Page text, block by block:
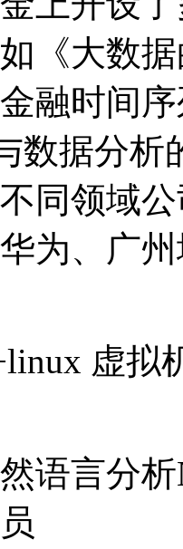
《大数
融时间
数据分析
同领域
为、广
虚拟
语言分